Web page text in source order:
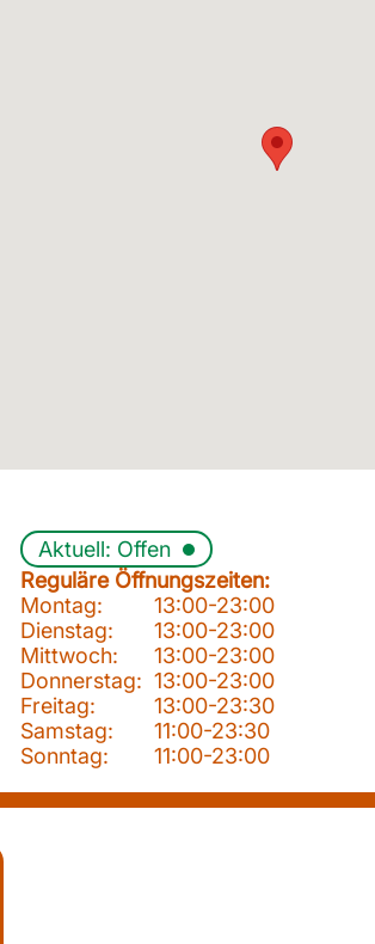
Aktuell: Offen
Reguläre Öffnungszeiten:
Montag:
13:00-23:00
Dienstag:
13:00-23:00
Mittwoch:
13:00-23:00
Donnerstag: 13:00-23:00
Freitag:
13:00-23:30
Samstag:
11:00-23:30
Sonntag:
11:00-23:00